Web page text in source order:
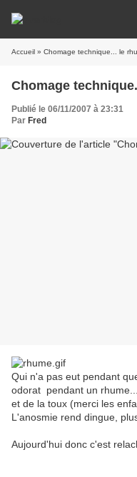
Accueil » Chomage technique... le
Chomage
Publié le 06/11/2007 à 23:31
Par Fred
Qui n'a pas eut pendant
odorat pendant un
et de la toux (merci les
L'anosmie rend dingue,
Aujourd'hui donc c'est